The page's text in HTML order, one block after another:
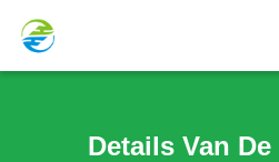
Details Van